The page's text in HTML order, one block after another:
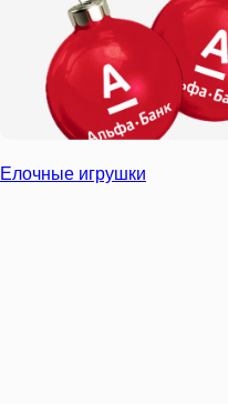
Елочные игрушки